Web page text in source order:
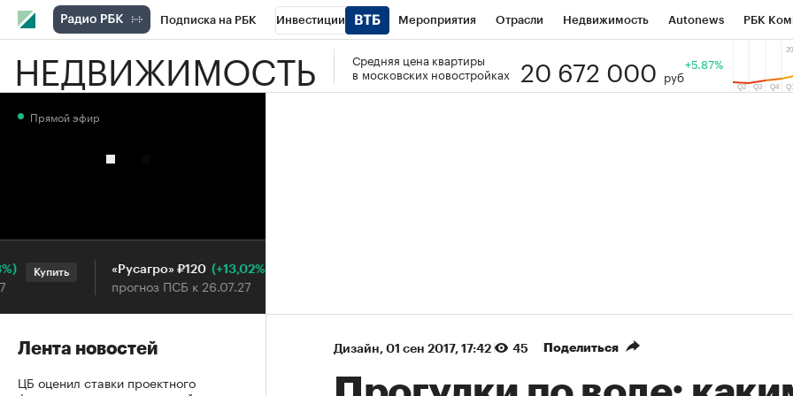
Подписка на РБК Инвестиции Мероприятия Отрасли Недвижимость Autonews РБК
РБК Вино Спорт Школа управления РБК РБК Образование Тренды
НЕДВИЖИМОСТЬ
Средняя цена квартиры
в московских новостройках
20 672 000 руб
+5.87%
Дизайн⁠, 01 сен 2017, 17:42 45 Поделиться
Прямой эфир
Купить «Русагро» ₽120 (+13,02%)
прогноз ПСБ к 26.07.27
Купить
Лента новостей
ЦБ оценил ставки проектного